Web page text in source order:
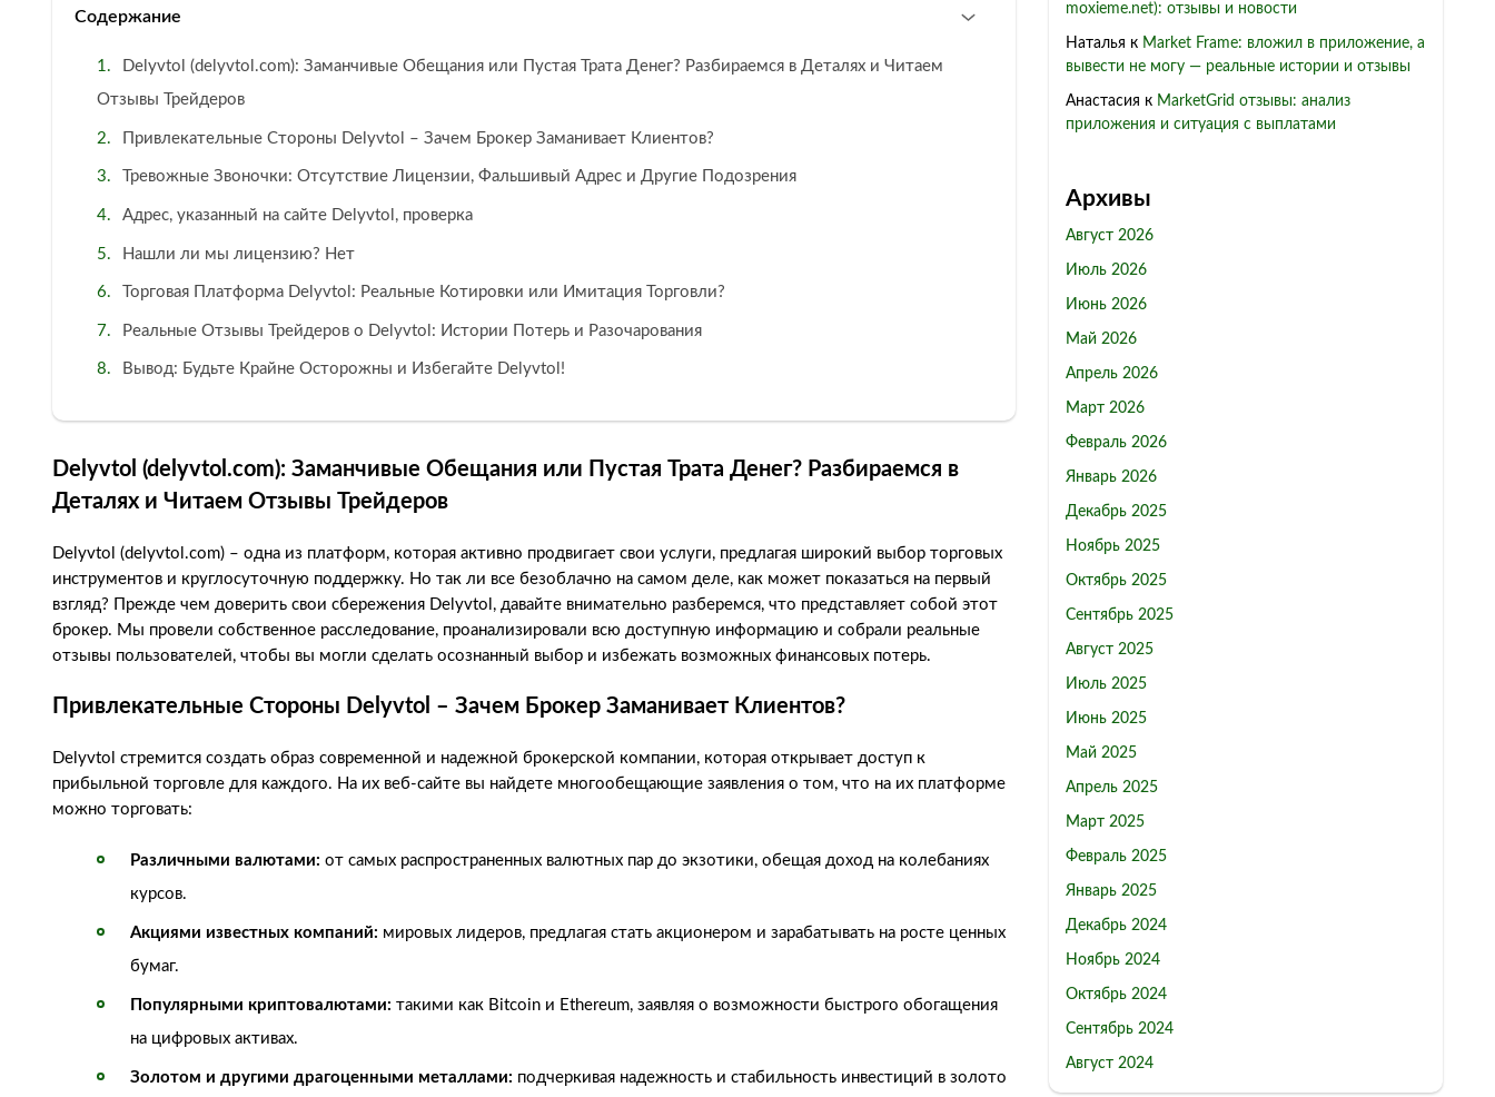
Содержание
Delyvtol (delyvtol.com): Заманчивые Обещания или Пустая Трата Денег? Разбираемся в Деталях и Читаем
Отзывы Трейдеров
Привлекательные Стороны Delyvtol – Зачем Брокер Заманивает Клиентов?
Тревожные Звоночки: Отсутствие Лицензии, Фальшивый Адрес и Другие Подозрения
Адрес, указанный на сайте Delyvtol, проверка
Нашли ли мы лицензию? Нет
Торговая Платформа Delyvtol: Реальные Котировки или Имитация Торговли?
Реальные Отзывы Трейдеров о Delyvtol: Истории Потерь и Разочарования
Вывод: Будьте Крайне Осторожны и Избегайте Delyvtol!
Delyvtol (delyvtol.com): Заманчивые Обещания или Пустая Трата Денег? Разбираемся в
Деталях и Читаем Отзывы Трейдеров
Delyvtol (delyvtol.com) – одна из платформ, которая активно продвигает свои услуги, предлагая широкий выбор торговых
инструментов и круглосуточную поддержку. Но так ли все безоблачно на самом деле, как может показаться на первый
взгляд? Прежде чем доверить свои сбережения Delyvtol, давайте внимательно разберемся, что представляет собой этот
брокер. Мы провели собственное расследование, проанализировали всю доступную информацию и собрали реальные
отзывы пользователей, чтобы вы могли сделать осознанный выбор и избежать возможных финансовых потерь.
Привлекательные Стороны Delyvtol – Зачем Брокер Заманивает Клиентов?
Delyvtol стремится создать образ современной и надежной брокерской компании, которая открывает доступ к
прибыльной торговле для каждого. На их веб-сайте вы найдете многообещающие заявления о том, что на их платформе
можно торговать:
Различными валютами: от самых распространенных валютных пар до экзотики, обещая доход на колебаниях
курсов.
Акциями известных компаний: мировых лидеров, предлагая стать акционером и зарабатывать на росте ценных
бумаг.
Популярными криптовалютами: такими как Bitcoin и Ethereum, заявляя о возможности быстрого обогащения
на цифровых активах.
Золотом и другими драгоценными металлами: подчеркивая надежность и стабильность инвестиций в золото
moxieme.net): отзывы и новости
Наталья к Market Frame: вложил в приложение, а
вывести не могу — реальные истории и отзывы
Анастасия к MarketGrid отзывы: анализ
приложения и ситуация с выплатами
Архивы
Август 2026
Июль 2026
Июнь 2026
Май 2026
Апрель 2026
Март 2026
Февраль 2026
Январь 2026
Декабрь 2025
Ноябрь 2025
Октябрь 2025
Сентябрь 2025
Август 2025
Июль 2025
Июнь 2025
Май 2025
Апрель 2025
Март 2025
Февраль 2025
Январь 2025
Декабрь 2024
Ноябрь 2024
Октябрь 2024
Сентябрь 2024
Август 2024